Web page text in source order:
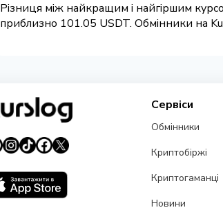
Різниця між найкращим і найгіршим
приблизно 101.05 USDT. Обмінники на
Сервіси
Обмінники
Криптобіржі
Криптогаманці
Новини